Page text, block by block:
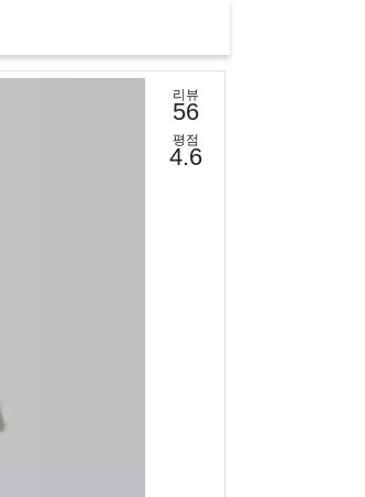
리뷰
56
평점
4.6